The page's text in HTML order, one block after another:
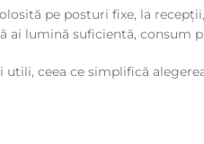
pe posturi fixe, la
ai lumină suficientă,
ceea ce simplifică